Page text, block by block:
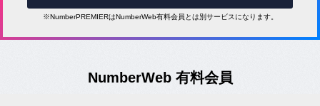
※NumberPREMIERはNumberWeb有料会員とは別サービスになります。
NumberWeb 有料会員